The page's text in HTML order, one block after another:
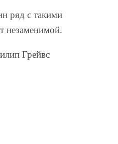
ряд с такими
незаменимой.
Грейвс